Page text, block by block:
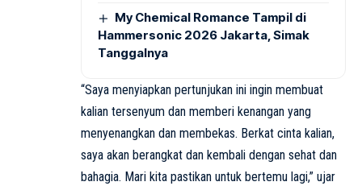
My Chemical Romance Tampil di
Hammersonic 2026 Jakarta, Simak
Tanggalnya
“Saya menyiapkan pertunjukan ini ingin membuat
kalian tersenyum dan memberi kenangan yang
menyenangkan dan membekas. Berkat cinta kalian,
saya akan berangkat dan kembali dengan sehat dan
bahagia. Mari kita pastikan untuk bertemu lagi,” ujar